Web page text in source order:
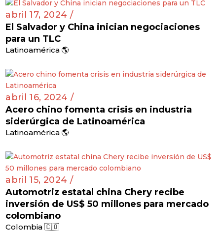
abril 17, 2024 /
El Salvador y China inician negociaciones
para un TLC
Latinoamérica 🌎
abril 16, 2024 /
Acero chino fomenta crisis en industria
siderúrgica de Latinoamérica
Latinoamérica 🌎
abril 15, 2024 /
Automotriz estatal china Chery recibe
inversión de US$ 50 millones para mercado
colombiano
Colombia 🇨🇴